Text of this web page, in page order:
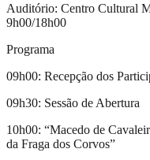
Auditório: Centro Cultural
9h00/18h00
Programa
09h00: Recepção dos
09h30: Sessão de Abertura
10h00: “Macedo de
da Fraga dos Corvos”